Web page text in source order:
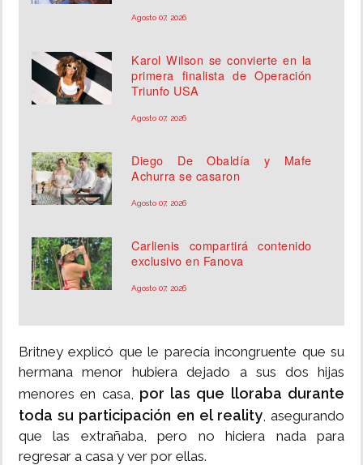
Agosto 07, 2026
Karol Wilson se convierte en la
primera finalista de Operación
Triunfo USA
Agosto 07, 2026
Diego De Obaldía y Mafe
Achurra se casaron
Agosto 07, 2026
Carlienis compartirá contenido
exclusivo en Fanova
Agosto 07, 2026
Britney explicó que le parecía incongruente que su
hermana menor hubiera dejado a sus dos hijas
menores en casa, por las que lloraba durante
toda su participación en el reality, asegurando
que las extrañaba, pero no hiciera nada para
regresar a casa y ver por ellas.